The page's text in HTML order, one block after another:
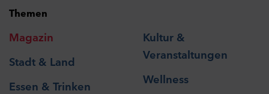
Themen
Magazin
Stadt & Land
Essen & Trinken
Kultur &
Veranstaltungen
Wellness